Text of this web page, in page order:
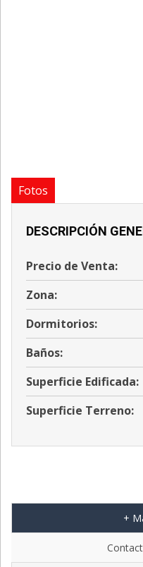
Fotos
DESCRIPCIÓN
Precio de Venta:
Zona:
Dormitorios:
Baños:
Superficie Edificada:
Superficie Terreno:
+